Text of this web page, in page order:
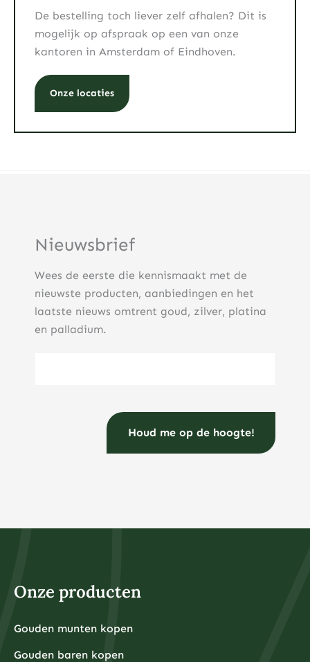
De bestelling toch liever zelf afhalen? Dit is
mogelijk op afspraak op een van onze
kantoren in Amsterdam of Eindhoven.
Onze locaties
Nieuwsbrief
Wees de eerste die kennismaakt met de
nieuwste producten, aanbiedingen en het
laatste nieuws omtrent goud, zilver, platina
en palladium.
Onze producten
Gouden munten kopen
Gouden baren kopen